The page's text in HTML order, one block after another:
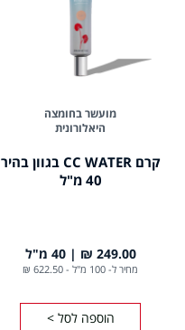
מועשר בחומצה
היאלורונית
קרם CC WATER בגוון בהיר
40 מ"ל
249.00 ₪ 40 מ"ל
מחיר ל- 100 מ"ל -
622.50 ₪
הוספה לסל >